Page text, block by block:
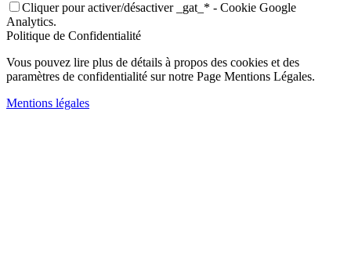
Cliquer pour activer/désactiver _gat_* - Cookie Google
Analytics.
Politique de Confidentialité
Vous pouvez lire plus de détails à propos des cookies et des
paramètres de confidentialité sur notre Page Mentions Légales.
Mentions légales